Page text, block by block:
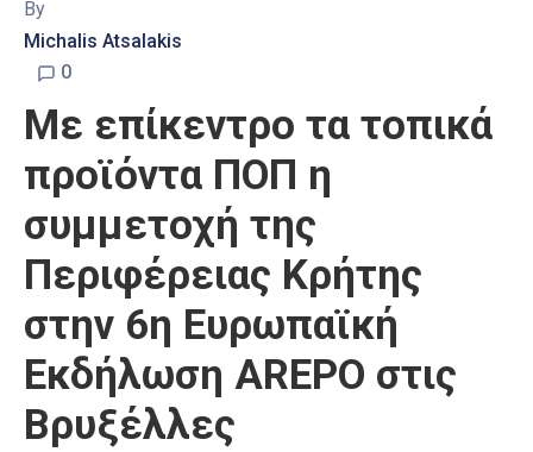
By
Michalis Atsalakis
0
Με επίκεντρο τα τοπικά
προϊόντα ΠΟΠ η
συμμετοχή της
Περιφέρειας Κρήτης
στην 6η Ευρωπαϊκή
Εκδήλωση AREPO στις
Βρυξέλλες